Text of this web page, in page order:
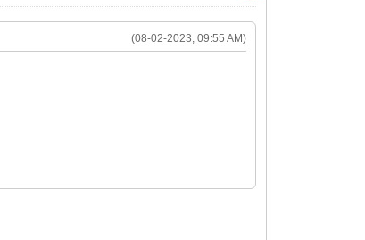
(08-02-2023, 09:55 AM)